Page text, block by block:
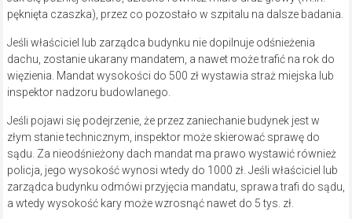
pęknięta czaszka), przez co pozostało w szpitalu na dalsze badania.
Jeśli właściciel lub zarządca budynku nie dopilnuje odśnieżenia
dachu, zostanie ukarany mandatem, a nawet może trafić na rok do
więzienia. Mandat wysokości do 500 zł wystawia straż miejska lub
inspektor nadzoru budowlanego.
Jeśli pojawi się podejrzenie, że przez zaniechanie budynek jest w
złym stanie technicznym, inspektor może skierować sprawę do
sądu. Za nieodśnieżony dach mandat ma prawo wystawić również
policja, jego wysokość wynosi wtedy do 1000 zł. Jeśli właściciel lub
zarządca budynku odmówi przyjęcia mandatu, sprawa trafi do sądu,
a wtedy wysokość kary może wzrosnąć nawet do 5 tys. zł.